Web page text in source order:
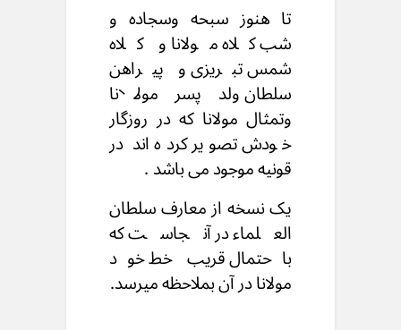
تا هنوز سبحه وسجاده و
شب کلاه مولانا و کلاه
شمس تبریزی و پیراهن
سلطان ولد پسر مولانا
وتمثال مولانا که در روزگار
خودش تصویر کرده اند در
قونیه موجود می باشد .
یک نسخه از معارف سلطان
العلماء در آنجاست که
باحتمال قریب خط خود
مولانا در آن بملاحظه میرسد.